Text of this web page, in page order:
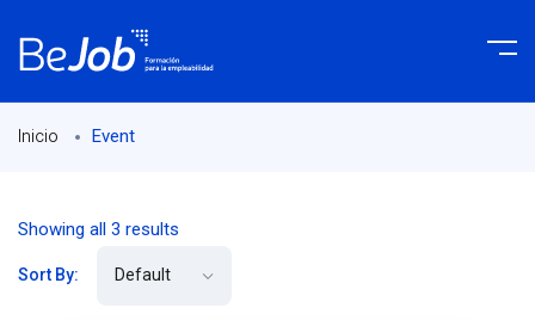
Inicio Event
Showing all 3 results
Sort By: